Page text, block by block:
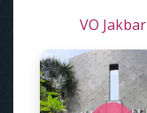
VO Jakbar